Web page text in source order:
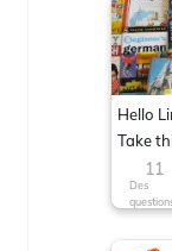
Hello
Take
now!11
Des